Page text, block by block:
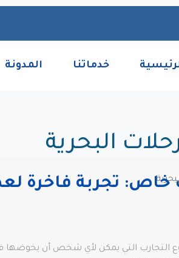
خدماتنا المدونة
البحرية
تجربة فاخرة
التجارب التي يمكن لأي شخص أن يخوضها